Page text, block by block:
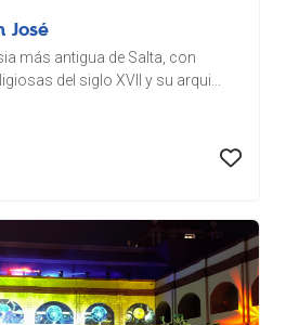
José
más antigua de Salta, con
del siglo XVII y su arqui...